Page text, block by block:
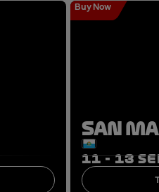
Buy Now
SAN
11 - 13